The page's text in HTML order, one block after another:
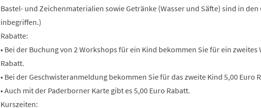
Bastel- und Zeichenmaterialien sowie Getränke (Wasser und Säfte) sind in den
inbegriffen.)
Rabatte:
• Bei der Buchung von 2 Workshops für ein Kind bekommen Sie für ein zweites
Rabatt.
• Bei der Geschwisteranmeldung bekommen Sie für das zweite Kind 5,00 Euro
• Auch mit der Paderborner Karte gibt es 5,00 Euro Rabatt.
Kurszeiten: